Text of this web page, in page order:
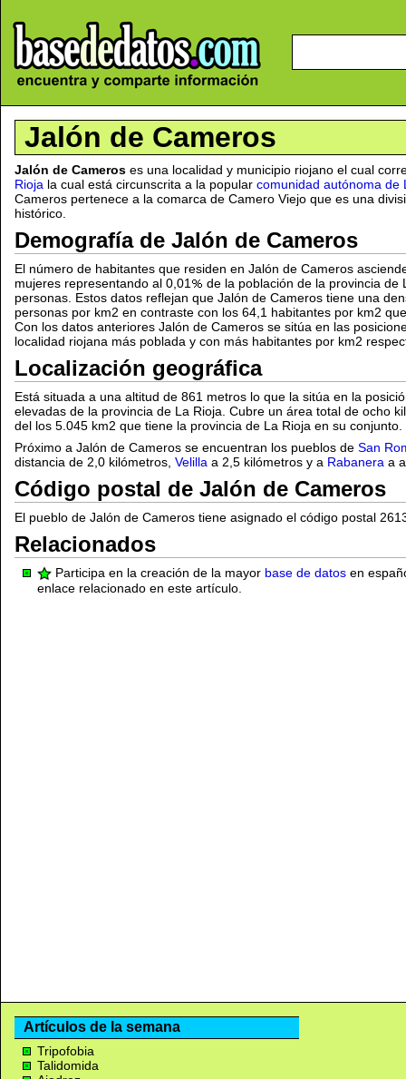
Jalón de Cameros
Jalón de Cameros es una localidad y municipio riojano el cual
Rioja la cual está circunscrita a la popular comunidad autónoma de
Cameros pertenece a la comarca de Camero Viejo que es una
histórico.
Demografía de Jalón de Cameros
El número de habitantes que residen en Jalón de Cameros
mujeres representando al 0,01
de la población de la provincia de
personas. Estos datos reflejan que Jalón de Cameros tiene una
personas por km2 en contraste con los 64,1 habitantes por km2
Con los datos anteriores Jalón de Cameros se sitúa en las
localidad riojana más poblada y con más habitantes por km2
Localización geográfica
Está situada a una altitud de 861 metros lo que la sitúa en la
elevadas de la provincia de La Rioja. Cubre un área total de ocho
del los 5.045 km2 que tiene la provincia de La Rioja en su conjunto.
Próximo a Jalón de Cameros se encuentran los pueblos de San
distancia de 2,0 kilómetros, Velilla a 2,5 kilómetros y a Rabanera a
Código postal de Jalón de Cameros
El pueblo de Jalón de Cameros tiene asignado el código postal
Relacionados
Participa en la creación de la mayor base de datos en
enlace relacionado en este artículo.
Artículos de la semana
Tripofobia
Talidomida